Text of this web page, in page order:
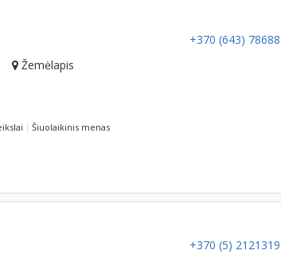
+370 (643) 78688
Žemėlapis
Šiuolaikinis menas
+370 (5) 2121319